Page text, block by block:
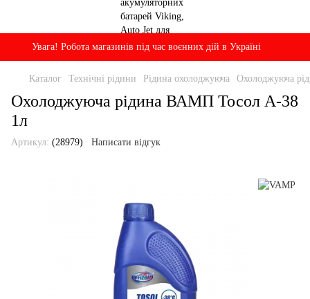
Увага! Робота магазинів під час воєнних дій в Україні
Каталог Технічні рідини Рідина охолоджуюча Охолоджуюча
Охолоджуюча рідина ВАМП Тосол А-38
1л
Артикул: (28979) Написати відгук